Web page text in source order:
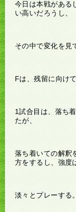
今日は本戦がある
い高いだろうし、
その中で変化を見
Fは、残留に向け
1試合目は、落ち
たが、
落ち着いての解釈
方をするし、強度
淡々とプレーする。